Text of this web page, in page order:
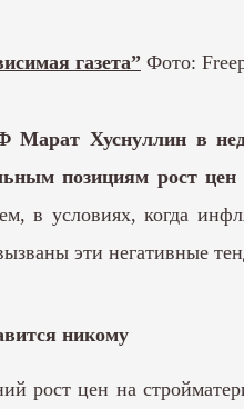
газета” Фото:
Марат Хуснуллин в
позициям рост
в условиях, когда
эти негативные
никому
рост цен на